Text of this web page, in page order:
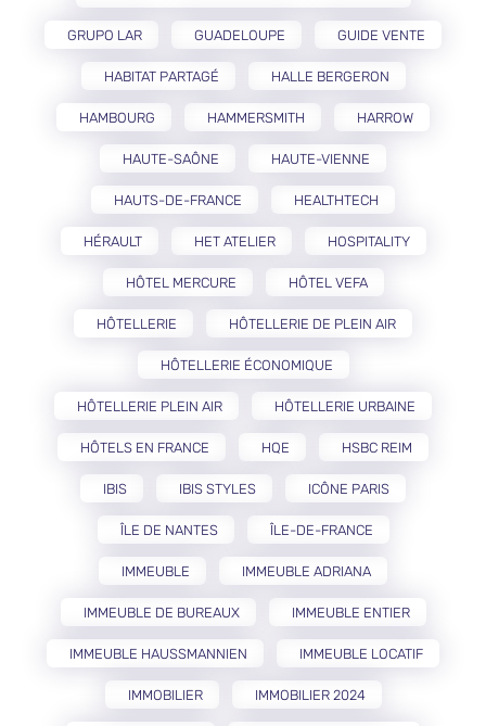
GRUPO LAR GUADELOUPE GUIDE VENTE
HABITAT PARTAGÉ HALLE BERGERON
HAMBOURG HAMMERSMITH HARROW
HAUTE-SAÔNE HAUTE-VIENNE
HAUTS-DE-FRANCE HEALTHTECH
HÉRAULT HET ATELIER HOSPITALITY
HÔTEL MERCURE HÔTEL VEFA
HÔTELLERIE HÔTELLERIE DE PLEIN AIR
HÔTELLERIE ÉCONOMIQUE
HÔTELLERIE PLEIN AIR HÔTELLERIE URBAINE
HÔTELS EN FRANCE HQE HSBC REIM
IBIS IBIS STYLES ICÔNE PARIS
ÎLE DE NANTES ÎLE-DE-FRANCE
IMMEUBLE IMMEUBLE ADRIANA
IMMEUBLE DE BUREAUX IMMEUBLE ENTIER
IMMEUBLE HAUSSMANNIEN IMMEUBLE LOCATIF
IMMOBILIER IMMOBILIER 2024